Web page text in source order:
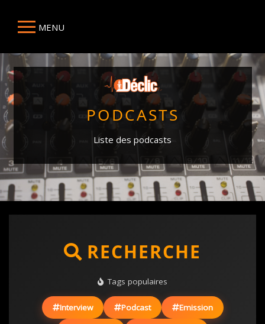
MENU
PODCASTS
Liste des podcasts
RECHERCHE
Tags populaires
Interview Podcast Emission